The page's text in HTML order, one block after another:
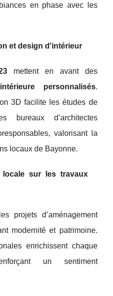
en phase avec les
et design d'intérieur
mettent en avant des
personnalisés.
3D facilite les études de
bureaux d’architectes
valorisant la
locaux de Bayonne.
locale sur les travaux
projets d’aménagement
modernité et patrimoine.
enrichissent chaque
un sentiment